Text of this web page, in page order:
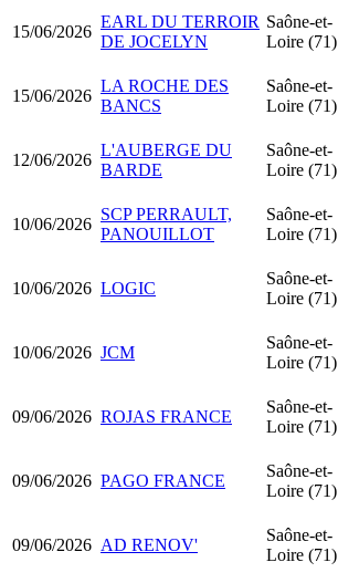
15/06/2026
EARL DU TERROIR
DE JOCELYN
Saône-et-
Loire (71)
15/06/2026
LA ROCHE DES
BANCS
Saône-et-
Loire (71)
12/06/2026
L'AUBERGE DU
BARDE
Saône-et-
Loire (71)
10/06/2026
SCP PERRAULT,
PANOUILLOT
Saône-et-
Loire (71)
10/06/2026 LOGIC
Saône-et-
Loire (71)
10/06/2026 JCM
Saône-et-
Loire (71)
09/06/2026 ROJAS FRANCE
Saône-et-
Loire (71)
09/06/2026 PAGO FRANCE
Saône-et-
Loire (71)
09/06/2026 AD RENOV'
Saône-et-
Loire (71)